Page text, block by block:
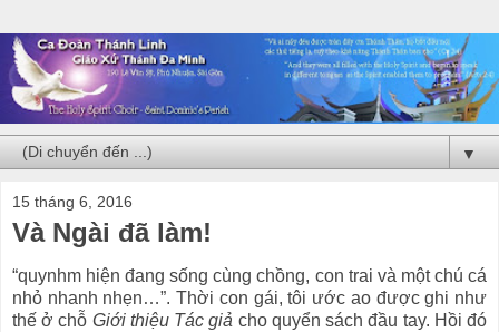
▼
15 tháng 6, 2016
Và Ngài đã làm!
“quynhm hiện đang sống cùng chồng, con trai và một chú cá
nhỏ nhanh nhẹn…”. Thời con gái, tôi ước ao được ghi như
thế ở chỗ Giới thiệu Tác giả cho quyển sách đầu tay. Hồi đó